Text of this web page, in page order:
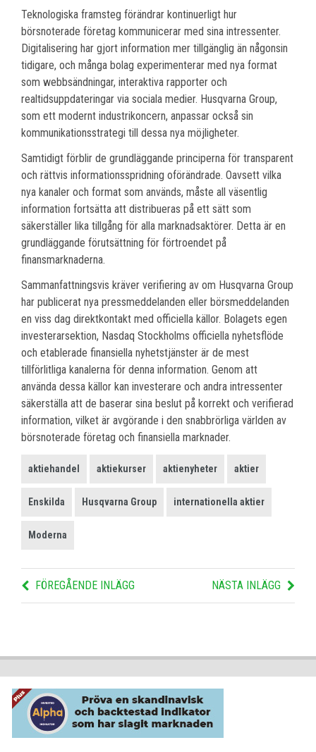
Teknologiska framsteg förändrar kontinuerligt hur
börsnoterade företag kommunicerar med sina intressenter.
Digitalisering har gjort information mer tillgänglig än någonsin
tidigare, och många bolag experimenterar med nya format
som webbsändningar, interaktiva rapporter och
realtidsuppdateringar via sociala medier. Husqvarna Group,
som ett modernt industrikoncern, anpassar också sin
kommunikationsstrategi till dessa nya möjligheter.
Samtidigt förblir de grundläggande principerna för transparent
och rättvis informationsspridning oförändrade. Oavsett vilka
nya kanaler och format som används, måste all väsentlig
information fortsätta att distribueras på ett sätt som
säkerställer lika tillgång för alla marknadsaktörer. Detta är en
grundläggande förutsättning för förtroendet på
finansmarknaderna.
Sammanfattningsvis kräver verifiering av om Husqvarna Group
har publicerat nya pressmeddelanden eller börsmeddelanden
en viss dag direktkontakt med officiella källor. Bolagets egen
investerarsektion, Nasdaq Stockholms officiella nyhetsflöde
och etablerade finansiella nyhetstjänster är de mest
tillförlitliga kanalerna för denna information. Genom att
använda dessa källor kan investerare och andra intressenter
säkerställa att de baserar sina beslut på korrekt och verifierad
information, vilket är avgörande i den snabbrörliga världen av
börsnoterade företag och finansiella marknader.
aktiehandel aktiekurser aktienyheter aktier
Enskilda Husqvarna Group internationella aktier
Moderna
FÖREGÅENDE INLÄGG NÄSTA INLÄGG